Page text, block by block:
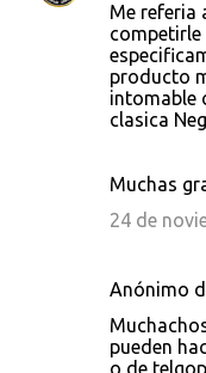
Me referia
competirle
producto
intomable
clasica
Muchas
24 de
Anónimo
pueden
o de